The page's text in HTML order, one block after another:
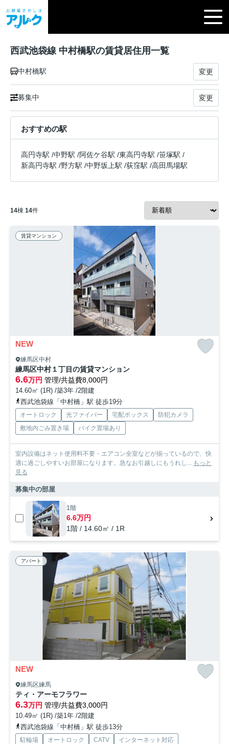
西武池袋線 中村橋駅の賃貸居住用一覧
中村橋駅 変更
募集中 変更
おすすめの駅
高円寺駅 /中野駅 /阿佐ケ谷駅 /東高円寺駅 /笹塚駅 /
新高円寺駅 /野方駅 /中野坂上駅 /荻窪駅 /高田馬場駅
14棟 14件
賃貸マンション
NEW
練馬区中村
練馬区中村１丁目の賃貸マンション
6.6万円 管理/共益費8,000円
14.60㎡ (1R) /築3年 /2階建
西武池袋線「中村橋」駅 徒歩19分
オートロック 光ファイバー 宅配ボックス
防犯カメラ
敷地内ごみ置き場
バイク置場あり
室内設備はネット使用料不要・エアコン全室などが揃っているので、快
適に過ごしやすいお部屋になります。急なお引越しにもうれし...
もっと
見る
募集中の部屋
1階
6.6万円
1階 / 14.60㎡ / 1R
アパート
NEW
練馬区練馬
ティ・アーモフラワー
6.3万円 管理/共益費3,000円
10.49㎡ (1R) /築1年 /2階建
西武池袋線「中村橋」駅 徒歩13分
駐輪場 オートロック CATV
インターネット対応